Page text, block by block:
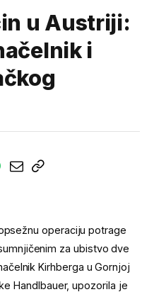
u Austriji:
i
operaciju potrage
za ubistvo dve
Kirhberga u Gornjoj
Handlbauer, upozorila je